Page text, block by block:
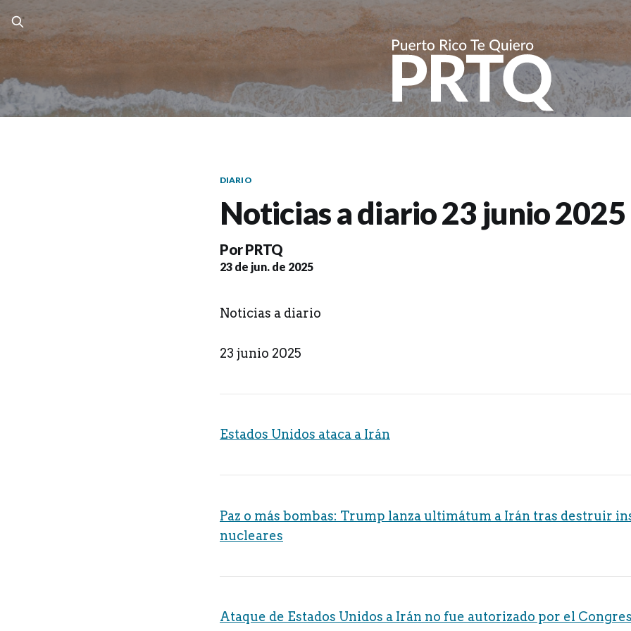
DIARIO
Noticias a diario 23 junio 2025
PorPRTQ
23 de jun. de 2025
Noticias a diario
23 junio 2025
Estados Unidos ataca a Irán
Paz o más bombas: Trump lanza ultimátum a Irán tras destruir
nucleares
Ataque de Estados Unidos a Irán no fue autorizado por el